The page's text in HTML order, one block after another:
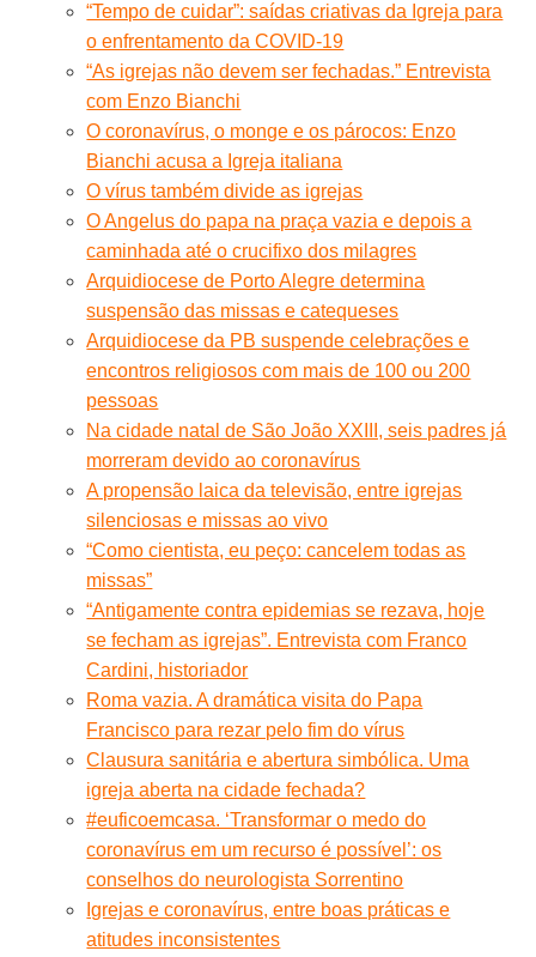
“Tempo de cuidar”: saídas criativas da Igreja para
o enfrentamento da COVID-19
“As igrejas não devem ser fechadas.” Entrevista
com Enzo Bianchi
O coronavírus, o monge e os párocos: Enzo
Bianchi acusa a Igreja italiana
O vírus também divide as igrejas
O Angelus do papa na praça vazia e depois a
caminhada até o crucifixo dos milagres
Arquidiocese de Porto Alegre determina
suspensão das missas e catequeses
Arquidiocese da PB suspende celebrações e
encontros religiosos com mais de 100 ou 200
pessoas
Na cidade natal de São João XXIII, seis padres já
morreram devido ao coronavírus
A propensão laica da televisão, entre igrejas
silenciosas e missas ao vivo
“Como cientista, eu peço: cancelem todas as
missas”
“Antigamente contra epidemias se rezava, hoje
se fecham as igrejas”. Entrevista com Franco
Cardini, historiador
Roma vazia. A dramática visita do Papa
Francisco para rezar pelo fim do vírus
Clausura sanitária e abertura simbólica. Uma
igreja aberta na cidade fechada?
#euficoemcasa. ‘Transformar o medo do
coronavírus em um recurso é possível’: os
conselhos do neurologista Sorrentino
Igrejas e coronavírus, entre boas práticas e
atitudes inconsistentes